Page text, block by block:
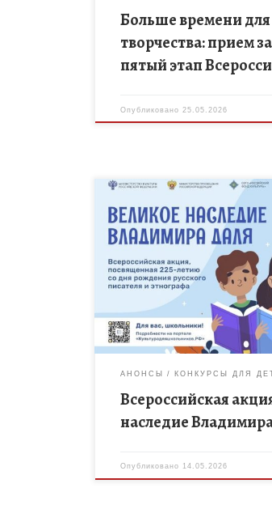
Больше времени для
творчества: прием
пятый этап
Опубликовано 25.05.2026
В рамках межведомственного
культурно‑образовательного
для школьников» с 22 мая по 30
пройдёт всероссийская акция
Владимира Даля». Мероприятие
АНОНСЫ КОНКУРСЫ ДЛЯ
Всероссийская
наследие
Опубликовано 14.05.2026